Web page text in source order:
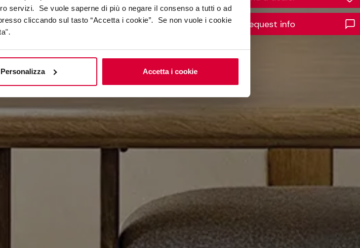
servizi. Se vuole saperne di più o negare il consenso a tutti o ad
cliccando sul tasto “Accetta i cookie”. Se non vuole i cookie
Personalizza Accetta i cookie
Request info